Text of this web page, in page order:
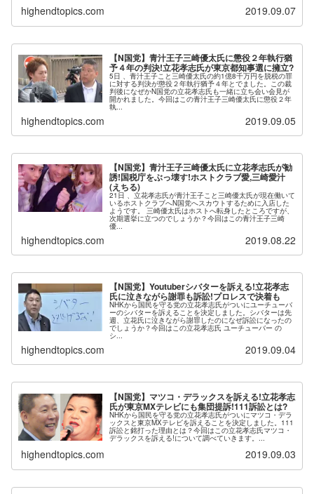
highendtopics.com 2019.09.07
【N国党】青汁王子三崎優太氏に懲役２年執行猶
予４年の判決!立花孝志氏が東京都知事選に擁立?
5日 、青汁王子こと三崎優太氏の約1億8千万円を脱税の罪
に対する判決が懲役２年執行猶予４年とでました。この裁
判後になぜかN国党の立花孝志氏も一緒に立ち会い会見が
開かれました。今回はこの青汁王子三崎優太氏に懲役２年
執...
highendtopics.com 2019.09.05
【N国党】青汁王子三崎優太氏に立花孝志氏が勧
誘!国税庁をぶっ壊す!ホストクラブ愛,三崎愛汁
(えちる)
21日 、立花孝志氏が青汁王子こと三崎優太氏が現在働いて
いるホストクラブへN国党へスカウトするために入店した
ようです。 三崎優太氏はホストへ転身したところですが、
次期選挙に立つのでしょうか？今回はこの青汁王子三崎
優...
highendtopics.com 2019.08.22
【N国党】Youtuberシバターを訴える!立花孝志
氏に泣きながら謝罪も訴訟!プロレスで決着も
NHKから国民を守る党の立花孝志氏がついにユーチューバ
ーのシバターを訴えることを決定しました。シバターは先
週、立花氏に泣きながら謝罪したのになぜ訴訟になったの
でしょうか？今回はこの立花孝志氏 ユーチューバー の
シ...
highendtopics.com 2019.09.04
【N国党】マツコ・デラックスを訴える!立花孝志
氏が東京MXテレビにも集団提訴!111訴訟とは?
NHKから国民を守る党の立花孝志氏がついにマツコ・デラ
ックスと東京MXテレビを訴えることを決定しました。111
訴訟と銘打った理由とは？今回はこの立花孝志氏マツコ・
デラックスを訴える!について調べていきます。...
highendtopics.com 2019.09.03